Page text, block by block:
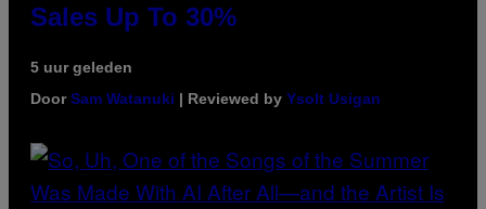
Sales Up To 30%
5 uur geleden
DoorSam Watanuki | Reviewed by Ysolt Usigan